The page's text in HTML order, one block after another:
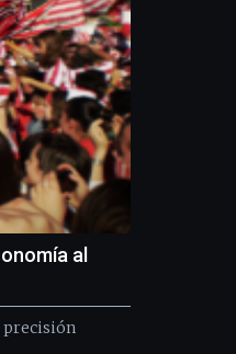
al
precisión